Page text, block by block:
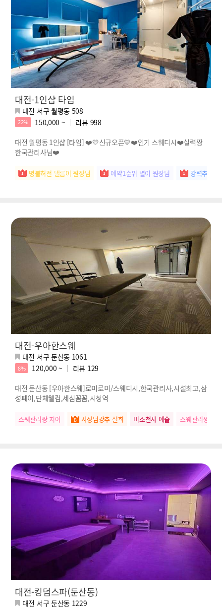
대전-1인샵 타임
대전 서구 월평동 508
22% 150,000 ~ 리뷰 998
대전 월평동 1인샵 [타임] ❤️💛신규오픈💛❤️인기 스웨디시❤️실력짱
한국관리사님❤️
명불허전 낼름이 원장님 예약1순위 별이 원장님 강력추천
대전-우아한스웨
대전 서구 둔산동 1061
8% 120,000 ~ 리뷰 129
대전 둔산동 [우아한스웨]로미로미/스웨디시,한국관리사,시설최고,삼
성페이,단체웰컴,세심꼼꼼,시청역
스웨관리짱 지아 사장님강추 설희 미소천사 예슬 스웨관리짱 수정
대전-킹덤스파(둔산동)
대전 서구 둔산동 1229